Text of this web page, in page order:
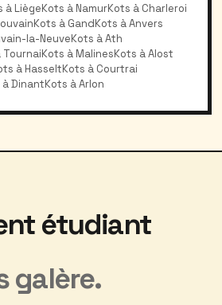
à LiègeKots à NamurKots à Charleroi
Kots à GandKots à Anvers
la-NeuveKots à Ath
TournaiKots à MalinesKots à Alost
à HasseltKots à Courtrai
à DinantKots à Arlon
étudiant
galère.